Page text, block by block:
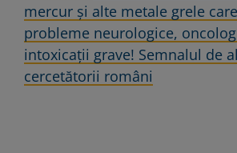
mercur și alte metale grele
probleme neurologice,
intoxicații grave! Semnalul de
cercetătorii români